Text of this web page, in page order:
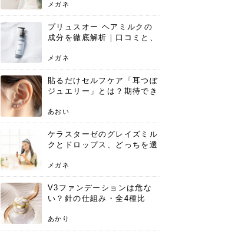
術
メガネ
プリュスオー ヘアミルクの
成分を徹底解析｜口コミと、
説
メガネ
貼るだけセルフケア「耳つぼ
ジュエリー」とは？期待でき
あおい
ケラスターゼのグレイズミル
クとドロップス、どっちを選
使いのメリット
メガネ
V3ファンデーションは危な
い？針の仕組み・全4種比
解説
あかり